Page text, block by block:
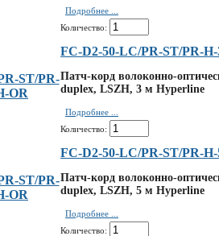
Подробнее ...
Количество:
FC-D2-50-LC/PR-ST/PR-
Патч-корд волоконно-
duplex, LSZH, 3 м Hyperline
Подробнее ...
Количество:
FC-D2-50-LC/PR-ST/PR-
Патч-корд волоконно-
duplex, LSZH, 5 м Hyperline
Подробнее ...
Количество: